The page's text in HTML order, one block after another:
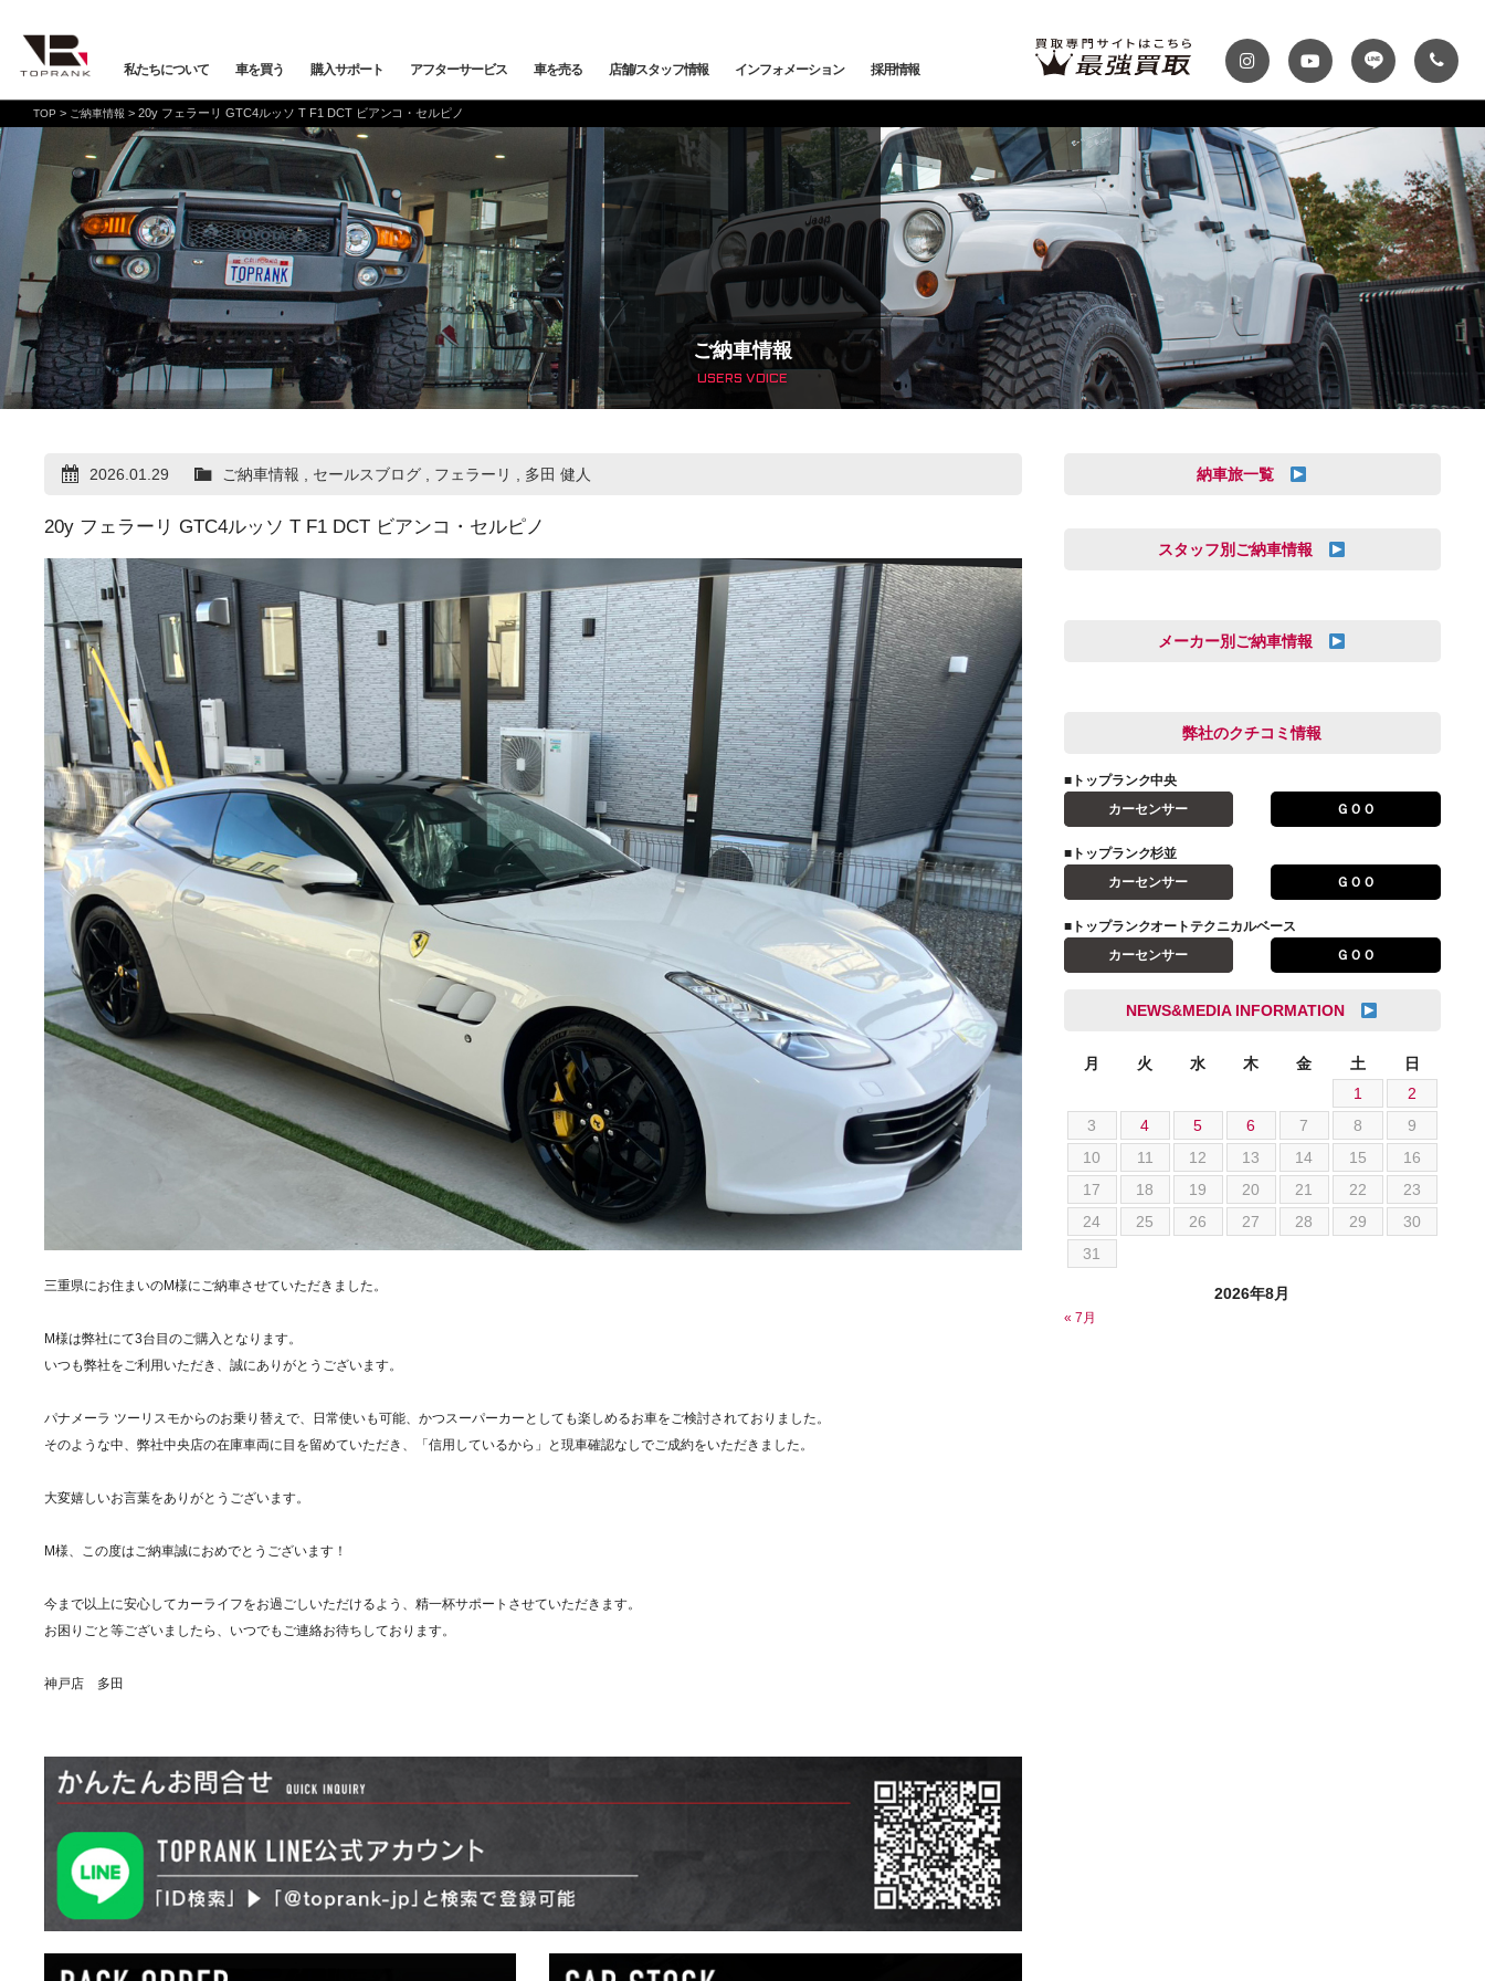
私たちについて 車を買う
車を買う
全ての在庫情報
バックオーダーシステム
オンライン商談
お取り寄せ商談
メーカーから探す
Mercedes-Benz Mercedes-AMG BMW BMW ALPINA MINI Audi
VOLKSWAGEN PORSCHE LAND ROVER JAGUAR MASERATI VOLVO
店舗から探す
トップランク本店 トップランク中央 トップランク杉並
トップランク神戸
ROKKO i PARK
購入サポート
購入サポート
保証・購入プラン 下取査定 納車前点検・整備 メンテナンスパック 自動車保険
お支払いプラン
ローンシミュレーション
オートローン事前審査
よくある質問 ご納車までの流れ 必要書類
アフターサービス
アフターサービス
車検・点検 メンテナンス 鈑金塗装 カーディテール
プロテクションフィルム 輸入車コーディング アライメント測定・調整
車を売る 店舗/スタッフ情報
店舗/スタッフ情報
店舗一覧
会社概要
プライバシーポリシー
店舗お問い合わせ
トップランク本店 トップランク中央 トップランク杉並
トップランク千葉
サービスファクトリー
トップランク神戸
ROKKO i PARK
インフォメーション
インフォメーション
ニュース&メディア ご納車情報 サービスブログ トップランク・マガジン
採用情報
TOP > ご納車情報 > 20y フェラーリ GTC4ルッソ T F1 DCT ビアンコ・セルピノ
ご納車情報
USERS VOICE
2026.01.29 ご納車情報 , セールスブログ , フェラーリ , 多田 健人
20y フェラーリ GTC4ルッソ T F1 DCT ビアンコ・セルピノ
三重県にお住まいのM様にご納車させていただきました。
M様は弊社にて3台目のご購入となります。
いつも弊社をご利用いただき、誠にありがとうございます。
パナメーラ ツーリスモからのお乗り替えで、日常使いも可能、かつスーパーカーとしても楽しめるお車をご検討されておりました。
そのような中、弊社中央店の在庫車両に目を留めていただき、「信用しているから」と現車確認なしでご成約をいただきました。
大変嬉しいお言葉をありがとうございます。
M様、この度はご納車誠におめでとうございます！
今まで以上に安心してカーライフをお過ごしいただけるよう、精一杯サポートさせていただきます。
お困りごと等ございましたら、いつでもご連絡お待ちしております。
神戸店 多田
納車旅一覧
スタッフ別ご納車情報
小澤 孝久
小野 利公
山本 大輔
岩井 裕一
川島 沙耶
杉崎 雅司
池根 陸
池田 悠亮
石川 成一郎
粟飯原 卓也
荒居 力哉
菊池 大誠
メーカー別ご納車情報
FIAT
JAGUAR
VOLVO
アストンマーティン
アバルト
アルファロメオ
クライスラージープ
シボレー
ジャガー
スズキ
スバル
ダッジ
トヨタ
弊社のクチコミ情報
■トップランク中央
カーセンサー
ＧＯＯ
■トップランク杉並
カーセンサー
ＧＯＯ
■トップランクオートテクニカルベース
カーセンサー
ＧＯＯ
NEWS&MEDIA INFORMATION
2026年8月
月 火 水 木 金 土
日
1
2
3
4 5 6 7 8
9
10
11 12 13 14 15
16
17
18 19 20 21 22
23
24
25 26 27 28 29
30
31
« 7月